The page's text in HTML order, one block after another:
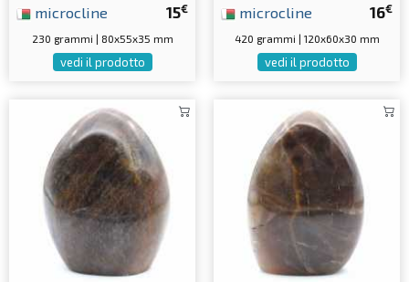
15€
microcline
230 grammi | 80x55x35 mm
vedi il prodotto
16€
microcline
420 grammi | 120x60x30 mm
vedi il prodotto